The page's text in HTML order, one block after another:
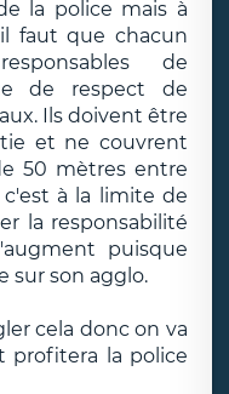
la police mais à
faut que chacun
de
de respect de
Ils doivent être
et ne couvrent
50 mètres entre
à la limite de
la responsabilité
puisque
sur son agglo.
cela donc on va
profitera la police